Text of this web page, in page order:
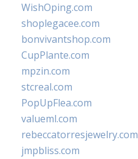
WishOping.com
shoplegacee.com
bonvivantshop.com
CupPlante.com
mpzin.com
stcreal.com
PopUpFlea.com
valueml.com
rebeccatorresjewelry.com
jmpbliss.com